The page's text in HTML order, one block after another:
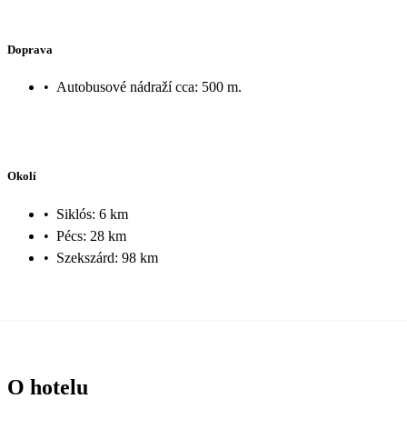
Doprava
• Autobusové nádraží cca: 500 m.
Okolí
• Siklós: 6 km
• Pécs: 28 km
• Szekszárd: 98 km
O hotelu